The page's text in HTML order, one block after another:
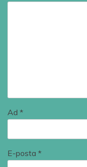
Ad *
E-posta *